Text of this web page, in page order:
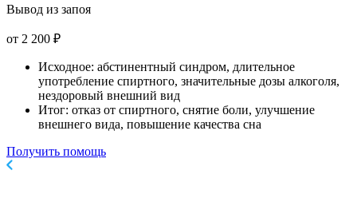
Вывод из запоя
от 2 200 ₽
Исходное: абстинентный синдром, длительное
употребление спиртного, значительные дозы алкоголя,
нездоровый внешний вид
Итог: отказ от спиртного, снятие боли, улучшение
внешнего вида, повышение качества сна
Получить помощь